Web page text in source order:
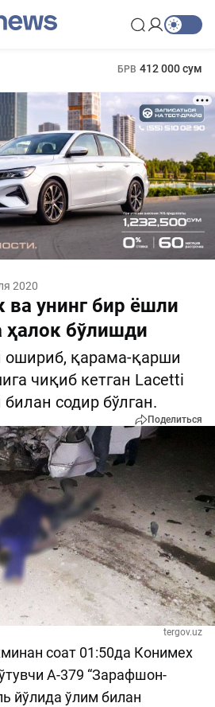
БРВ 412 000 сум
2020
ва унинг бир ёшли
ҳалок бўлишди
ошириб, қарама-қарши
чиқиб кетган Lacetti
содир бўлган.
Поделиться
tergov.uz
соат 01:50да Конимех
А-379 “Зарафшон-
йўлида ўлим билан